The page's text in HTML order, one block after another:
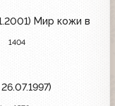
Мир кожи в
1404